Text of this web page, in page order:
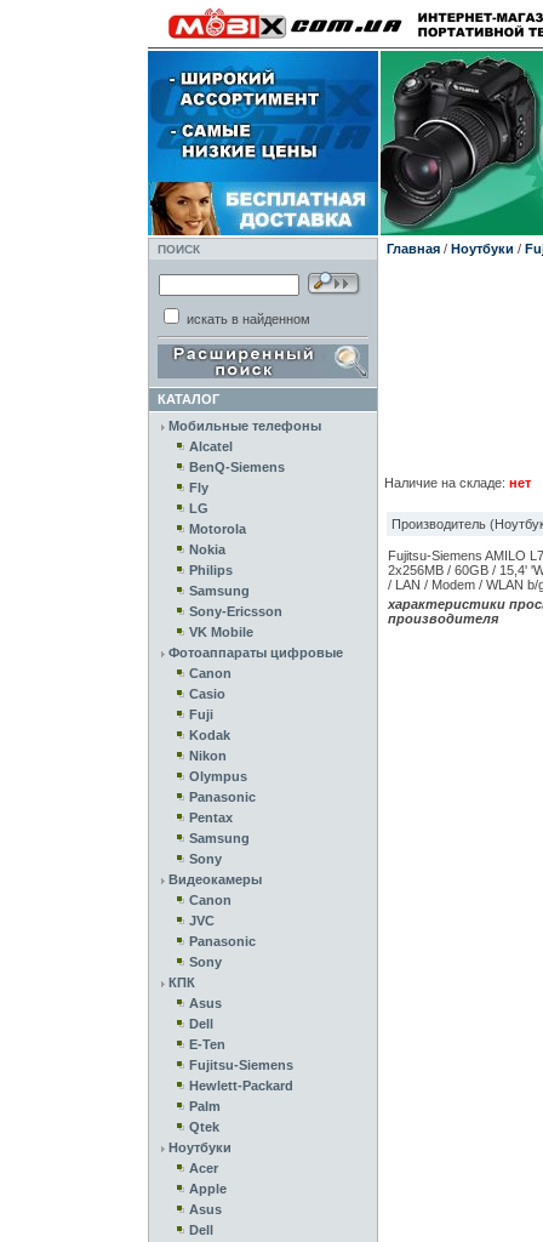
ПОИСК
искать в найденном
КАТАЛОГ
Мобильные телефоны
Alcatel
BenQ-Siemens
Fly
LG
Motorola
Nokia
Philips
Samsung
Sony-Ericsson
VK Mobile
Фотоаппараты цифровые
Canon
Casio
Fuji
Kodak
Nikon
Olympus
Panasonic
Pentax
Samsung
Sony
Видеокамеры
Canon
JVC
Panasonic
Sony
КПК
Asus
Dell
E-Ten
Fujitsu-Siemens
Hewlett-Packard
Palm
Qtek
Ноутбуки
Acer
Apple
Asus
Dell
Главная/ Ноутбуки /
Наличие на складе: нет
Производитель
Fujitsu-Siemens AMILO
2x256MB / 60GB / 15,4'
/ LAN / Modem / WLAN b/
характеристики
производителя